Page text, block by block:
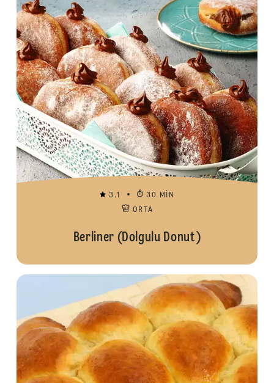
3.1
30 MIN
ORTA
Berliner (Dolgulu Donut)